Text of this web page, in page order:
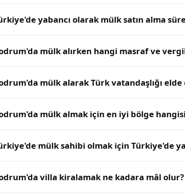
yabancı olarak mülk satın alma
mülk alırken hangi masraf ve
mülk alarak Türk vatandaşlığı
mülk almak için en iyi bölge
mülk sahibi olmak için Türkiye'de
villa kiralamak ne kadara mâl olur?